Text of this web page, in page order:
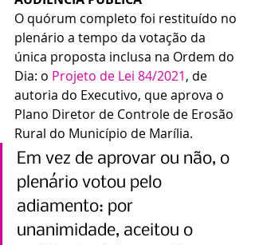
O quórum completo foi restituído no
plenário a tempo da votação da
única proposta inclusa na Ordem do
Dia: o Projeto de Lei 84/2021, de
autoria do Executivo, que aprova o
Plano Diretor de Controle de Erosão
Rural do Município de Marília.
Em vez de aprovar ou não, o
plenário votou pelo
adiamento: por
unanimidade, aceitou o